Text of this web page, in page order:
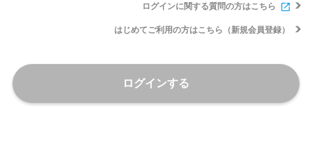
ログインに関する質問の方はこちら
はじめてご利用の方はこちら（新規会員登録）
ログインする